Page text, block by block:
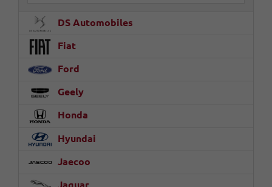
DS Automobiles
Fiat
Ford
Geely
Honda
Hyundai
Jaecoo
Jaguar